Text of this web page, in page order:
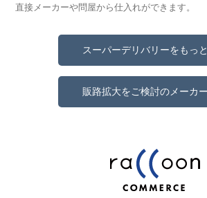
直接メーカーや問屋から仕入れができます。
スーパーデリバリーをもっ
販路拡大をご検討のメーカ